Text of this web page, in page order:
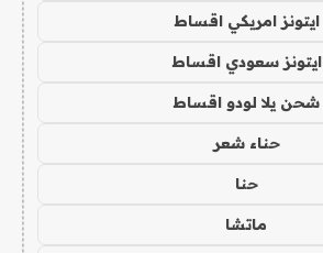
ايتونز امريكي اقساط
ايتونز سعودي اقساط
شحن يلا لودو اقساط
حناء شعر
حنا
ماتشا